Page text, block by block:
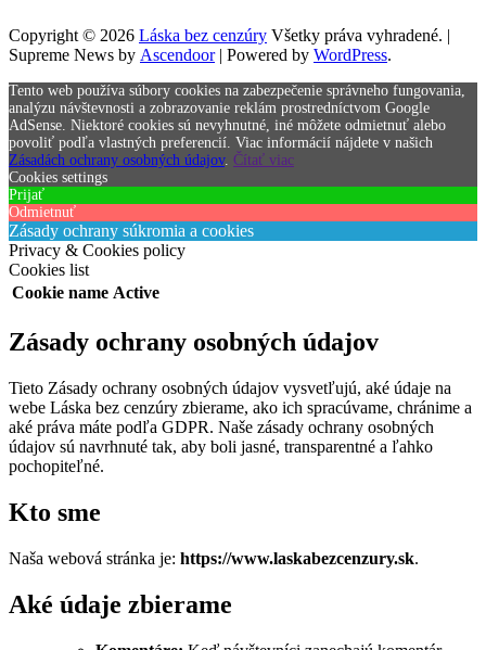
Copyright © 2026 Láska bez cenzúry Všetky práva vyhradené. |
Supreme News by Ascendoor| Powered by WordPress.
Tento web používa súbory cookies na zabezpečenie správneho fungovania,
analýzu návštevnosti a zobrazovanie reklám prostredníctvom Google
AdSense. Niektoré cookies sú nevyhnutné, iné môžete odmietnuť alebo
povoliť podľa vlastných preferencií. Viac informácií nájdete v našich
Zásadách ochrany osobných údajov. Čítať viac
Cookies settings
Prijať
Odmietnuť
Zásady ochrany súkromia a cookies
Privacy & Cookies policy
Cookies list
Cookie name Active
Zásady ochrany osobných údajov
Tieto Zásady ochrany osobných údajov vysvetľujú, aké údaje na
webe Láska bez cenzúry zbierame, ako ich spracúvame, chránime a
aké práva máte podľa GDPR. Naše zásady ochrany osobných
údajov sú navrhnuté tak, aby boli jasné, transparentné a ľahko
pochopiteľné.
Kto sme
Naša webová stránka je: https://www.laskabezcenzury.sk.
Aké údaje zbierame